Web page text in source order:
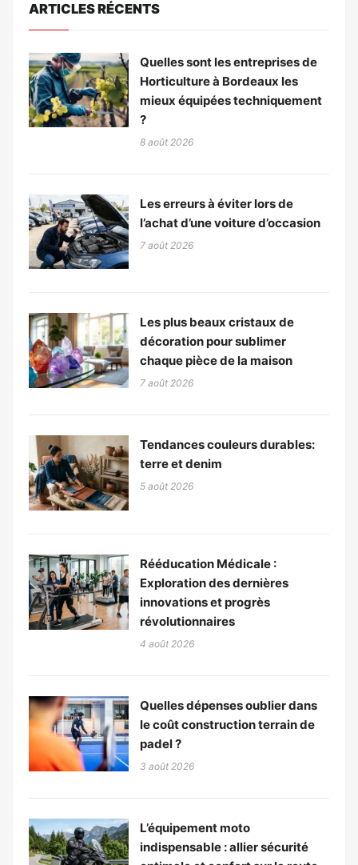
ARTICLES RÉCENTS
Quelles sont les entreprises de
Horticulture à Bordeaux les
mieux équipées techniquement
?
8 août 2026
Les erreurs à éviter lors de
l’achat d’une voiture d’occasion
7 août 2026
Les plus beaux cristaux de
décoration pour sublimer
chaque pièce de la maison
7 août 2026
Tendances couleurs durables:
terre et denim
5 août 2026
Rééducation Médicale :
Exploration des dernières
innovations et progrès
révolutionnaires
4 août 2026
Quelles dépenses oublier dans
le coût construction terrain de
padel ?
3 août 2026
L’équipement moto
indispensable : allier sécurité